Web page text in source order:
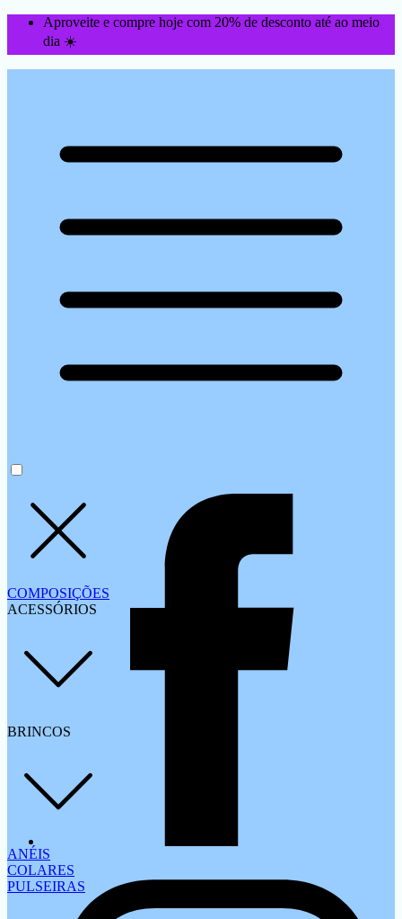
Aproveite e compre hoje com 20% de desconto até ao meio
dia ☀️
COMPOSIÇÕES
ACESSÓRIOS
BRINCOS
ANÉIS
COLARES
PULSEIRAS